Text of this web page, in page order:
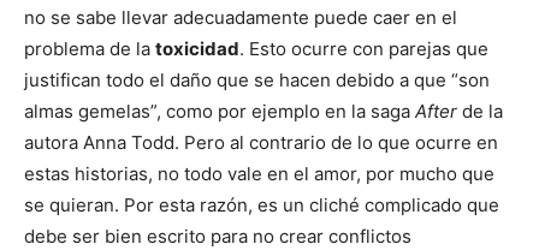
no se sabe llevar adecuadamente puede caer en el
problema de la toxicidad. Esto ocurre con parejas que
justifican todo el daño que se hacen debido a que “son
almas gemelas”, como por ejemplo en la saga After de la
autora Anna Todd. Pero al contrario de lo que ocurre en
estas historias, no todo vale en el amor, por mucho que
se quieran. Por esta razón, es un cliché complicado que
debe ser bien escrito para no crear conflictos